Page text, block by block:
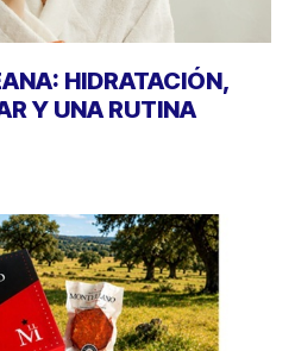
HIDRATACIÓN,
Y UNA RUTINA